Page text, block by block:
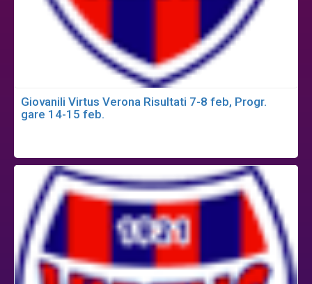
Giovanili Virtus Verona Risultati 7-8 feb, Progr.
gare 14-15 feb.